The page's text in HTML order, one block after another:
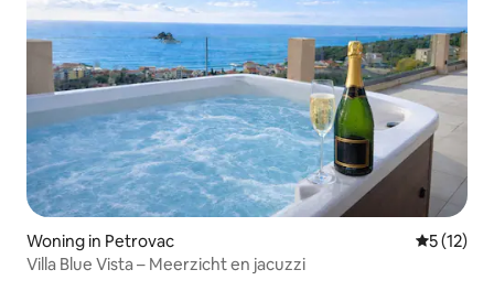
Woning in Petrovac
5 (12)
Villa Blue Vista – Meerzicht en jacuzzi